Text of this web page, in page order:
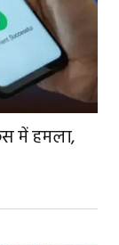
में हमला,